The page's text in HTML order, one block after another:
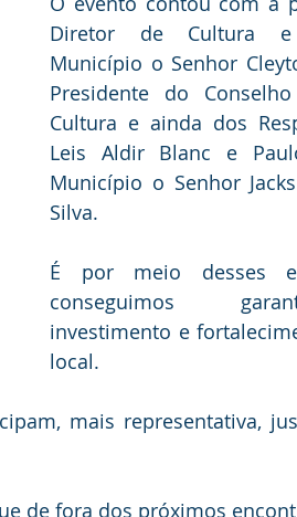
Diretor de Cultura
Município o Senhor
Presidente do
Cultura e ainda dos
Leis Aldir Blanc e
Município o Senhor
Silva.
É por meio desses
conseguimos
investimento e
local.
mais representativa,
de fora dos próximos